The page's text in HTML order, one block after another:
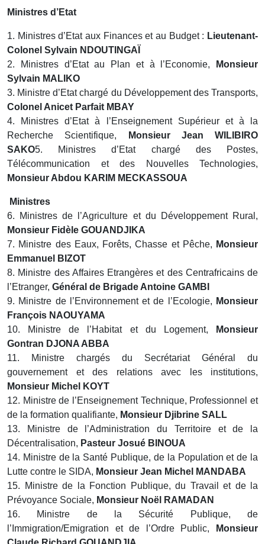
Ministres d’Etat
1. Ministres d’Etat aux Finances et au Budget : Lieutenant-
Colonel Sylvain NDOUTINGAÏ
2. Ministres d’Etat au Plan et à l’Economie,
Monsieur
Sylvain MALIKO
3. Ministre d’Etat chargé du Développement des Transports,
Colonel Anicet Parfait MBAY
4. Ministres d’Etat à l’Enseignement Supérieur et à la
Recherche Scientifique,
Monsieur Jean WILIBIRO
SAKO5. Ministres d’Etat chargé des Postes,
Télécommunication et des Nouvelles Technologies,
Monsieur Abdou KARIM MECKASSOUA
Ministres
6. Ministres de l’Agriculture et du Développement Rural,
Monsieur Fidèle GOUANDJIKA
7. Ministre des Eaux, Forêts, Chasse et Pêche, Monsieur
Emmanuel BIZOT
8. Ministre des Affaires Etrangères et des Centrafricains de
l’Etranger, Général de Brigade Antoine GAMBI
9. Ministre de l’Environnement et de l’Ecologie, Monsieur
François NAOUYAMA
10. Ministre de l’Habitat et du Logement,
Monsieur
Gontran DJONA ABBA
11. Ministre chargés du Secrétariat Général du
gouvernement et des relations avec les institutions,
Monsieur Michel KOYT
12. Ministre de l’Enseignement Technique, Professionnel et
de la formation qualifiante, Monsieur Djibrine SALL
13. Ministre de l’Administration du Territoire et de la
Décentralisation, Pasteur Josué BINOUA
14. Ministre de la Santé Publique, de la Population et de la
Lutte contre le SIDA, Monsieur Jean Michel MANDABA
15. Ministre de la Fonction Publique, du Travail et de la
Prévoyance Sociale, Monsieur Noël RAMADAN
16. Ministre de la Sécurité Publique, de
l’Immigration/Emigration et de l’Ordre Public,
Monsieur